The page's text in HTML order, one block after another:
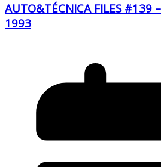
AUTO&TÉCNICA FILES
1993